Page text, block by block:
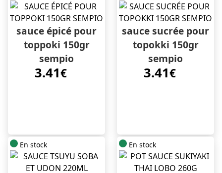
sauce épicé pour
toppoki 150gr
sempio
3.41€
sauce sucrée pour
topokki 150gr
sempio
3.41€
En stock En stock